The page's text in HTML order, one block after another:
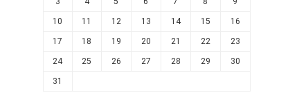
10 11 12 13 14 15 16
17 18 19 20 21 22 23
24 25 26 27 28 29 30
31